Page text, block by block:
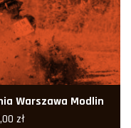
Warszawa Modlin
złZakres